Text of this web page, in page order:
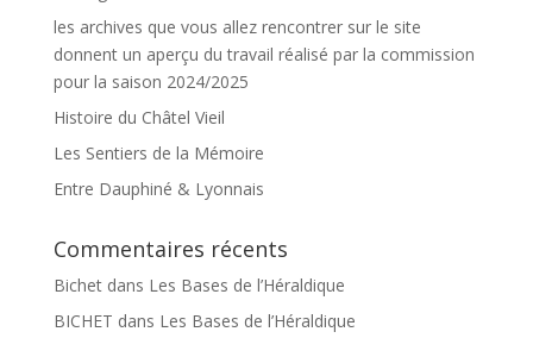
les archives que vous allez rencontrer sur le site
donnent un aperçu du travail réalisé par la commission
pour la saison 2024/2025
Histoire du Châtel Vieil
Les Sentiers de la Mémoire
Entre Dauphiné & Lyonnais
Commentaires récents
Bichetdans Les Bases de l’Héraldique
BICHET dans Les Bases de l’Héraldique